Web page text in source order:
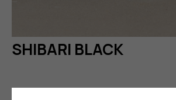
SHIBARI BLACK